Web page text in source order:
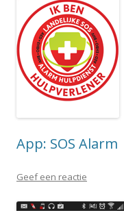
App: SOS Alarm
Geef een reactie